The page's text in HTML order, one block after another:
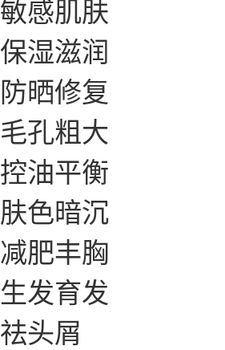
敏感肌肤
保湿滋润
防晒修复
毛孔粗大
控油平衡
肤色暗沉
减肥丰胸
生发育发
祛头屑